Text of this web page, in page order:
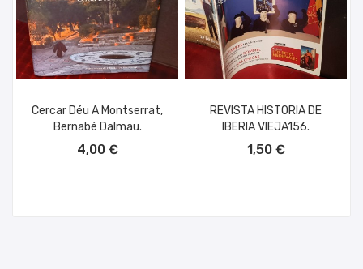
Cercar Déu A Montserrat,
Bernabé Dalmau.
4,00 €
REVISTA HISTORIA DE
IBERIA VIEJA156.
1,50 €